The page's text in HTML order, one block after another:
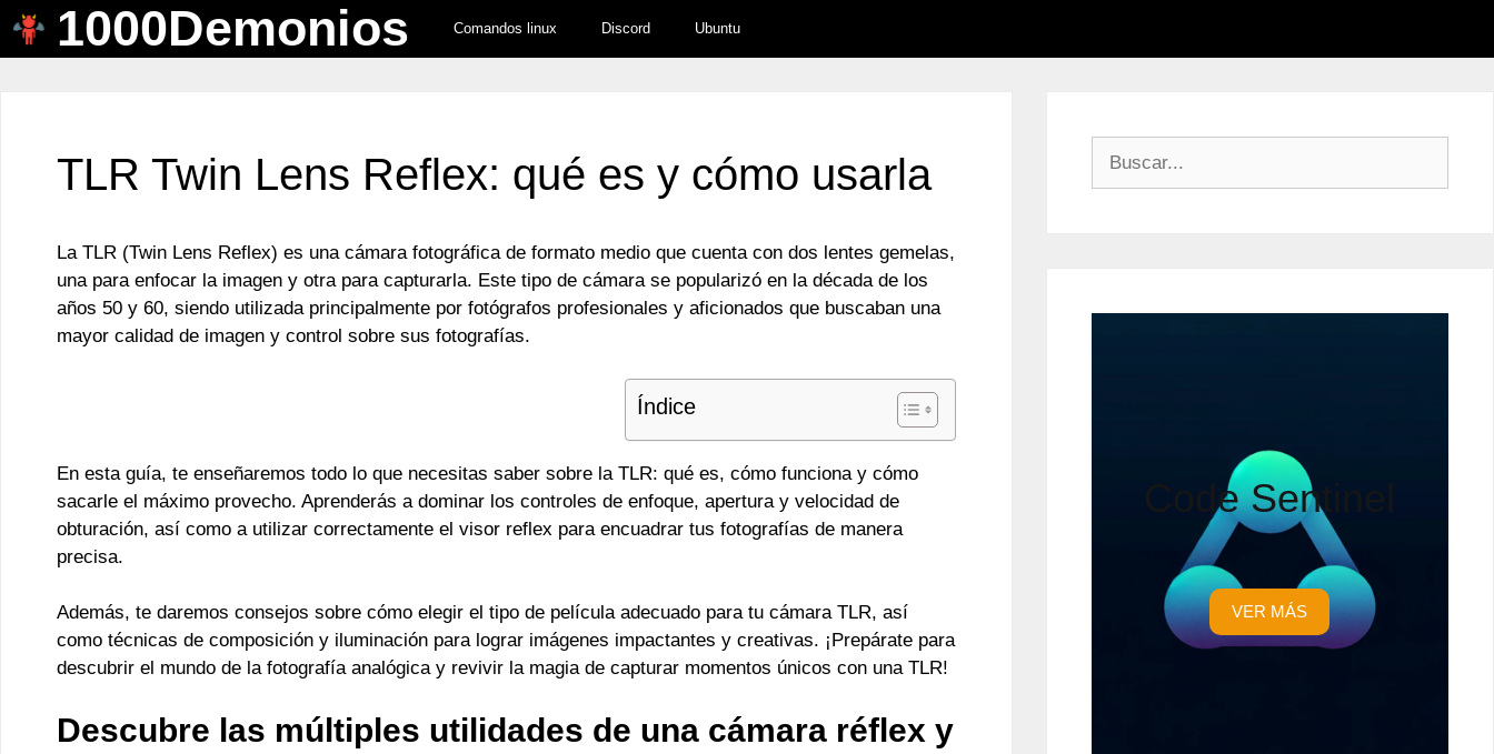
Saltar
1000Demonios Comandos linux Discord Ubuntu
TLR Twin Lens Reflex: qué es y cómo usarla
La TLR (Twin Lens Reflex) es una cámara fotográfica de formato medio que cuenta con dos lentes gemelas,
una para enfocar la imagen y otra para capturarla. Este tipo de cámara se popularizó en la década de los
años 50 y 60, siendo utilizada principalmente por fotógrafos profesionales y aficionados que buscaban una
mayor calidad de imagen y control sobre sus fotografías.
Índice
En esta guía, te enseñaremos todo lo que necesitas saber sobre la TLR: qué es, cómo funciona y cómo
sacarle el máximo provecho. Aprenderás a dominar los controles de enfoque, apertura y velocidad de
obturación, así como a utilizar correctamente el visor reflex para encuadrar tus fotografías de manera
precisa.
Además, te daremos consejos sobre cómo elegir el tipo de película adecuado para tu cámara TLR, así
como técnicas de composición y iluminación para lograr imágenes impactantes y creativas. ¡Prepárate para
descubrir el mundo de la fotografía analógica y revivir la magia de capturar momentos únicos con una TLR!
Descubre las múltiples utilidades de una cámara réflex y
Code Sentinel
VER MÁS